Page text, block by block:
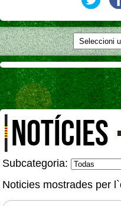
NOTÍCIES
Subcategoria:
Noticies mostrades per